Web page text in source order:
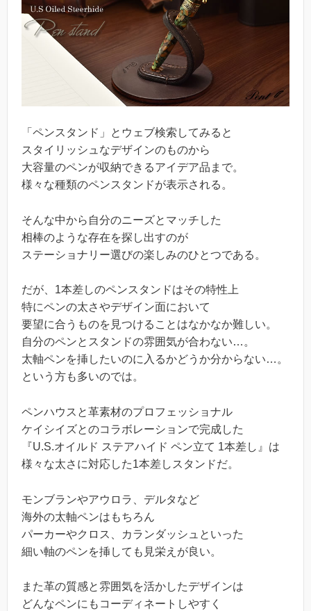
「ペンスタンド」とウェブ検索してみると
スタイリッシュなデザインのものから
大容量のペンが収納できるアイデア品まで。
様々な種類のペンスタンドが表示される。
そんな中から自分のニーズとマッチした
相棒のような存在を探し出すのが
ステーショナリー選びの楽しみのひとつである。
だが、1本差しのペンスタンドはその特性上
特にペンの太さやデザイン面において
要望に合うものを見つけることはなかなか難しい。
自分のペンとスタンドの雰囲気が合わない…。
太軸ペンを挿したいのに入るかどうか分からない…。
という方も多いのでは。
ペンハウスと革素材のプロフェッショナル
ケイシイズとのコラボレーションで完成した
『U.S.オイルド ステアハイド ペン立て 1本差し』は
様々な太さに対応した1本差しスタンドだ。
モンブランやアウロラ、デルタなど
海外の太軸ペンはもちろん
パーカーやクロス、カランダッシュといった
細い軸のペンを挿しても見栄えが良い。
また革の質感と雰囲気を活かしたデザインは
どんなペンにもコーディネートしやすく